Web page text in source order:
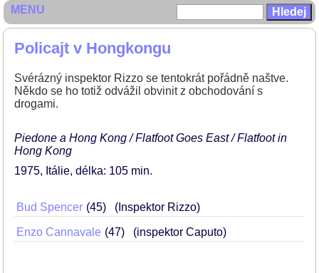
Policajt v Hongkongu
Svérázný inspektor Rizzo se tentokrát pořádně naštve.
Někdo se ho totiž odvážil obvinit z obchodování s
drogami.
Piedone a Hong Kong / Flatfoot Goes East / Flatfoot in
Hong Kong
1975
Itálie délka: 105 min
Bud Spencer 45 (Inspektor Rizzo)
Enzo Cannavale 47 (inspektor Caputo)
MENU